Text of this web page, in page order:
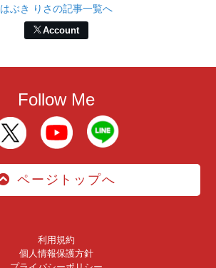
はぶき りさの記事一覧へ
Account
Follow Me
ページトップへ
利用規約
個人情報保護方針